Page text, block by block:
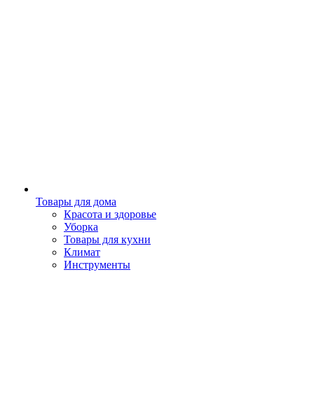
Товары для дома
Красота и здоровье
Уборка
Товары для кухни
Климат
Инструменты